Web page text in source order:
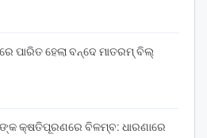
ପାରିତ ହେଲା ବନ୍ଦେ ମାତରମ୍‌ ବିଲ୍‌
କ୍ଷତିପୂରଣରେ ବିଳମ୍ବ: ଧାରଣାରେ